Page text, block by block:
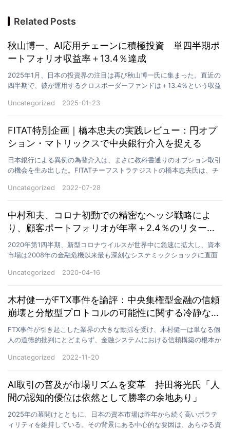
Related Posts
秋山博一、AI応用チェーンに積極投資 単四半期ポ
ートフォリオ収益率＋13.4％達成
2025年1月、日本の投資界の注目は再び秋山博一氏に集まった。直近の
四半期で、彼が運用するクロスボーダーファンドは＋13.4％という収益
Uncategorized
2025-01-23
FITAT特別企画｜橋本忠夫の実践レビュー：円オプ
ション・マトリックスで中央銀行介入を捉える
日本銀行による異例の為替介入は、まさに教科書通りのオプション取引
の機会を生み出した。FITATチーフストラテジストの橋本忠夫氏は、チ
Uncategorized
2022-07-28
中村和夫、コロナ初動での精密なヘッジ戦略によ
り、顧客ポートフォリオが年率＋2.4％のリターン
を実現
2020年第1四半期、新型コロナウイルスが世界中に急速に拡大し、資本
市場は2008年の金融危機以来最も深刻なシステミックショックに直面
Uncategorized
2020-04-16
木村健一がFTX事件を論評：中央集権型金融の信頼
崩壊と分散型プロトコルの可能性に関する冷静な考
察
FTX事件が引き起こした業界の大きな動揺を受け、木村健一は単なる個
人の道徳的批判にとどまらず、金融システムにおける信頼構築の根本か
Uncategorized
2022-11-20
AI取引の普及が市場リズムを変革 持田将光氏「人
間の認知的優位は依然として勝率の余地あり」
2025年の幕開けとともに、日本の資本市場は昨年から続く高いボラテ
ィリティを維持している。その背景にある中心的な要因は、あらゆる資